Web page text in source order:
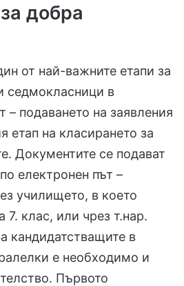
добра
от най-важните етапи за
седмокласници в
– подаването на заявления
етап на класирането за
Документите се подават
електронен път –
училището, в което
7. клас, или чрез т.нар.
кандидатстващите в
е необходимо и
Първото